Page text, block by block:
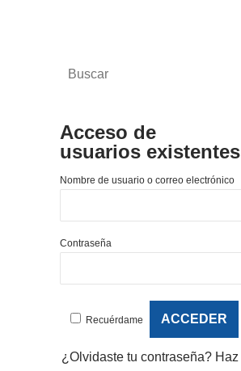
Acceso de
usuarios existentes
Nombre de usuario o correo electrónico
Contraseña
Recuérdame
¿Olvidaste tu contraseña? Haz